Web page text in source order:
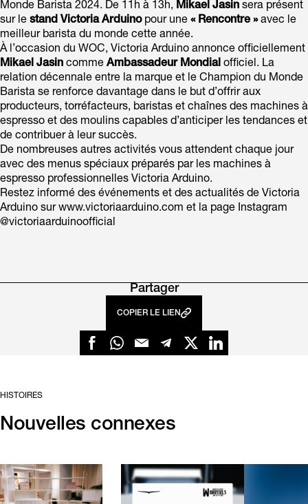
Monde Barista 2024. De 11h à 13h, Mikael Jasin sera présent
sur le stand Victoria Arduinopour une « Rencontre »avec le
meilleur barista du monde cette année.
À l’occasion du WOC, Victoria Arduino annonce officiellement
Mikael Jasin comme Ambassadeur Mondial officiel. La
relation décennale entre la marque et le Champion du Monde
Barista se renforce davantage dans le but d’offrir aux
producteurs, torréfacteurs, baristas et chaînes des machines à
espresso et des moulins capables d’anticiper les tendances et
de contribuer à leur succès.
De nombreuses autres activités vous attendent chaque jour
avec des menus spéciaux préparés par les machines à
espresso professionnelles Victoria Arduino.
Restez informé des événements et des actualités de Victoria
Arduino sur www.victoriaarduino.com et la page Instagram
@victoriaarduinoofficial
Partager
COPIER LE LIEN
HISTOIRES
Nouvelles connexes